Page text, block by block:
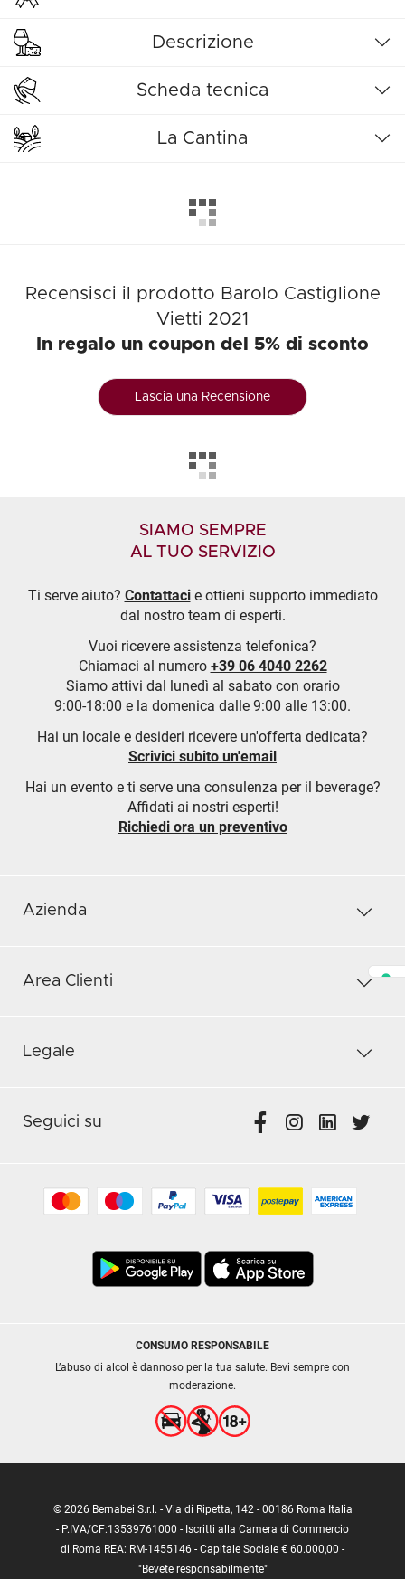
Descrizione
Scheda tecnica
La Cantina
Recensisci il prodotto Barolo Castiglione
Vietti 2021
In regalo un coupon del 5% di sconto
Lascia una Recensione
SIAMO SEMPRE
AL TUO SERVIZIO
Ti serve aiuto? Contattacie ottieni supporto immediato
dal nostro team di esperti.
Vuoi ricevere assistenza telefonica?
Chiamaci al numero +39 06 4040 2262
Siamo attivi dal lunedì al sabato con orario
9:00-18:00 e la domenica dalle 9:00 alle 13:00.
Hai un locale e desideri ricevere un'offerta dedicata?
Scrivici subito un'email
Hai un evento e ti serve una consulenza per il beverage?
Affidati ai nostri esperti!
Richiedi ora un preventivo
Azienda
Area Clienti
Legale
Seguici su
CONSUMO RESPONSABILE
L’abuso di alcol è dannoso per la tua salute. Bevi sempre con
moderazione.
© 2026 Bernabei S.r.l. - Via di Ripetta, 142 - 00186 Roma Italia
- P.IVA/CF:13539761000 - Iscritti alla Camera di Commercio
di Roma REA: RM-1455146 - Capitale Sociale € 60.000,00 -
"Bevete responsabilmente"